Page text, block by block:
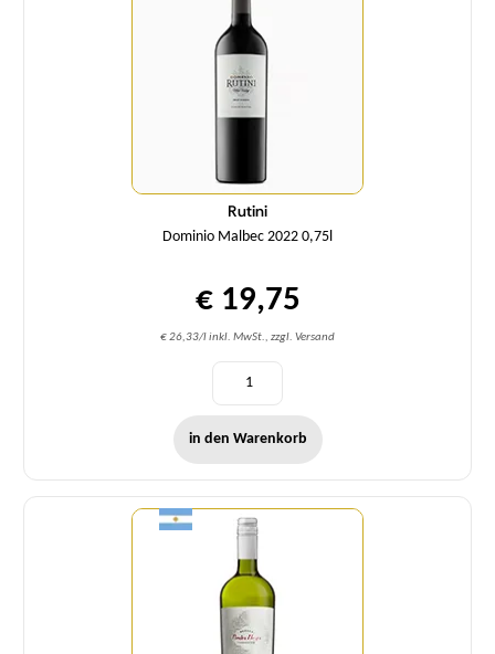
Rutini
Dominio Malbec 2022 0,75l
€ 19,75
€ 26,33/l inkl. MwSt., zzgl. Versand
in den Warenkorb
Menge